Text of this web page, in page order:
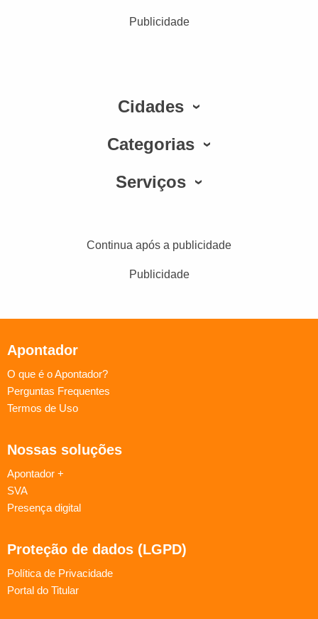
Publicidade
Cidades
Categorias
Serviços
Continua após a publicidade
Publicidade
Apontador
O que é o Apontador?
Perguntas Frequentes
Termos de Uso
Nossas soluções
Apontador +
SVA
Presença digital
Proteção de dados (LGPD)
Política de Privacidade
Portal do Titular